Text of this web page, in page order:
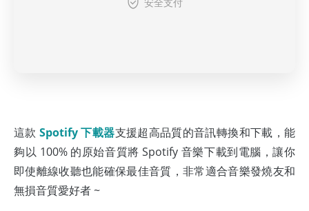
這款Spotify 下載器支援超高品質的音訊轉換和下載，能
夠以 100% 的原始音質將 Spotify 音樂下載到電腦，讓你
即使離線收聽也能確保最佳音質，非常適合音樂發燒友和
無損音質愛好者 ~